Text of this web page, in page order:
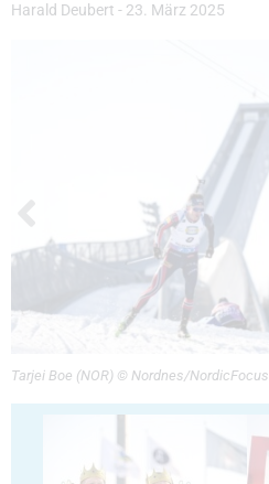
Harald Deubert - 23. März 2025
Tarjei Boe (NOR) © Nordnes/NordicFocus